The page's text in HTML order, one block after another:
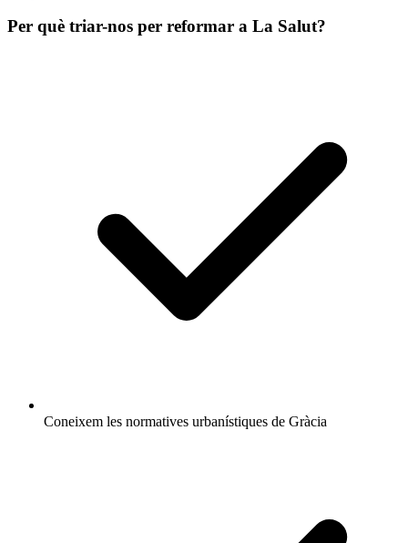
Per què triar-nos per reformar a La Salut?
Coneixem les normatives urbanístiques de Gràcia